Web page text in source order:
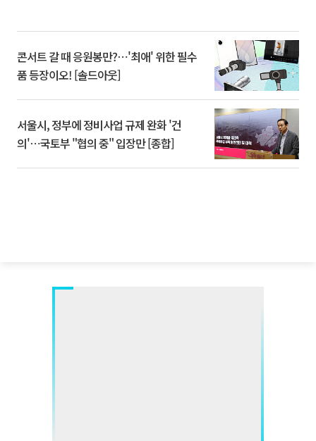
콘서트 갈 때 응원봉만?⋯'최애' 위한 필수
품 등장이오! [솔드아웃]
서울시, 정부에 정비사업 규제 완화 '건
의'⋯국토부 "협의 중" 입장만 [종합]